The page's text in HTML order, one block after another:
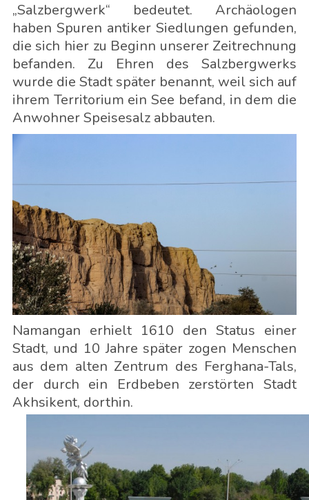
„Salzbergwerk“ bedeutet. Archäologen
haben Spuren antiker Siedlungen gefunden,
die sich hier zu Beginn unserer Zeitrechnung
befanden. Zu Ehren des Salzbergwerks
wurde die Stadt später benannt, weil sich auf
ihrem Territorium ein See befand, in dem die
Anwohner Speisesalz abbauten.
Namangan erhielt 1610 den Status einer
Stadt, und 10 Jahre später zogen Menschen
aus dem alten Zentrum des Ferghana-Tals,
der durch ein Erdbeben zerstörten Stadt
Akhsikent, dorthin.